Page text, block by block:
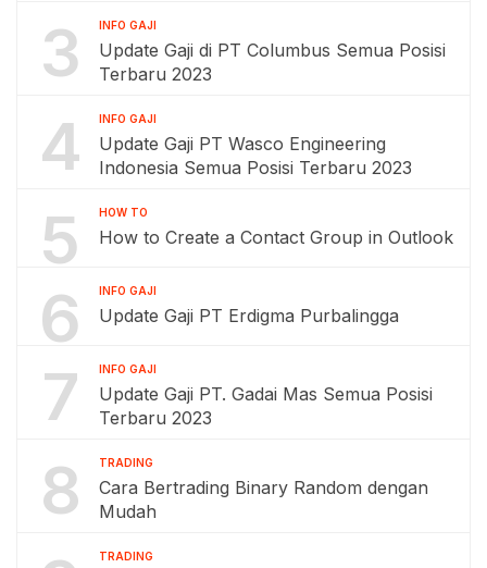
3 INFO GAJI
Update Gaji di PT Columbus Semua Posisi
Terbaru 2023
4 INFO GAJI
Update Gaji PT Wasco Engineering
Indonesia Semua Posisi Terbaru 2023
5 HOW TO
How to Create a Contact Group in Outlook
6 INFO GAJI
Update Gaji PT Erdigma Purbalingga
7 INFO GAJI
Update Gaji PT. Gadai Mas Semua Posisi
Terbaru 2023
8 TRADING
Cara Bertrading Binary Random dengan
Mudah
TRADING